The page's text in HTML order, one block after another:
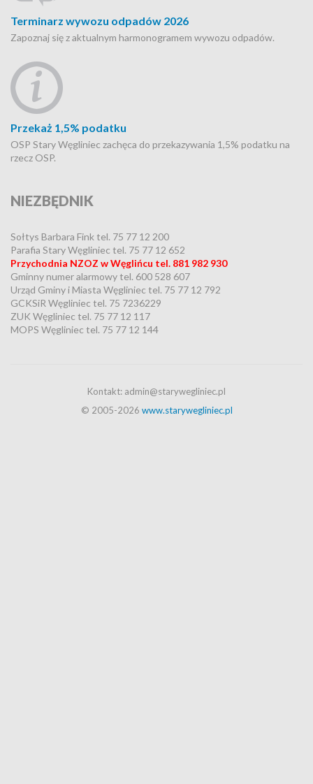
Terminarz wywozu odpadów 2026
Zapoznaj się z aktualnym harmonogramem wywozu odpadów.
Przekaż 1,5% podatku
OSP Stary Węgliniec zachęca do przekazywania 1,5% podatku na
rzecz OSP.
NIEZBĘDNIK
Sołtys Barbara Fink tel. 75 77 12 200
Parafia Stary Węgliniec tel. 75 77 12 652
Przychodnia NZOZ w Węglińcu tel. 881 982 930
Gminny numer alarmowy tel. 600 528 607
Urząd Gminy i Miasta Węgliniec tel. 75 77 12 792
GCKSiR Węgliniec tel. 75 7236229
ZUK Węgliniec tel. 75 77 12 117
MOPS Węgliniec tel. 75 77 12 144
Kontakt: admin@starywegliniec.pl
© 2005-2026 www.starywegliniec.pl